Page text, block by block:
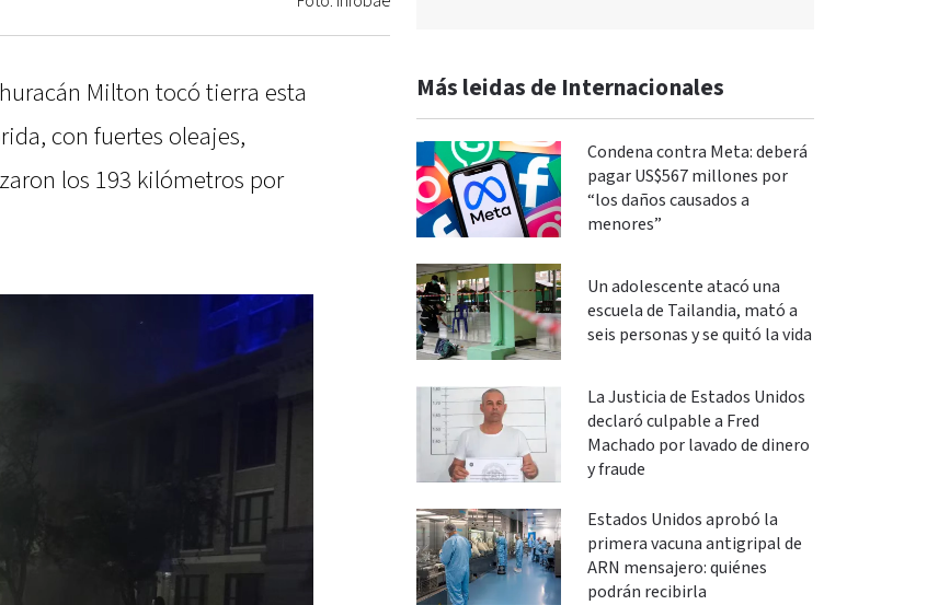
Milton tocó tierra esta
con fuertes oleajes,
los 193 kilómetros por
Más leidas de Internacionales
Condena contra Meta: deberá
pagar US$567 millones por
“los daños causados a
menores”
Un adolescente atacó una
escuela de Tailandia, mató a
seis personas y se quitó la vida
La Justicia de Estados Unidos
declaró culpable a Fred
Machado por lavado de dinero
y fraude
Estados Unidos aprobó la
primera vacuna antigripal de
ARN mensajero: quiénes
podrán recibirla